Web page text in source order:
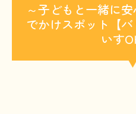
文献に関するコラム
子どもに関するコラム
～子どもと一緒に
でかけスポット【
いす